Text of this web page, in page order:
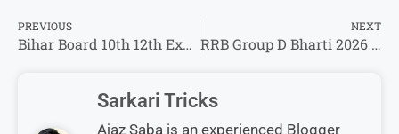
PREVIOUS
Bihar Board 10th 12th Exam 2026 New Rules: मैट्रिक और इंटर वार्षिक परीक्षा 2026 में 5 बड़ें बदलाव
NEXT
RRB Group D Bharti 2026 : कुल पद 21000 से अधिक ग्रुप डी का होगा बंपर भर्ती!
Sarkari Tricks
Ajaz Saba is an experienced Blogger